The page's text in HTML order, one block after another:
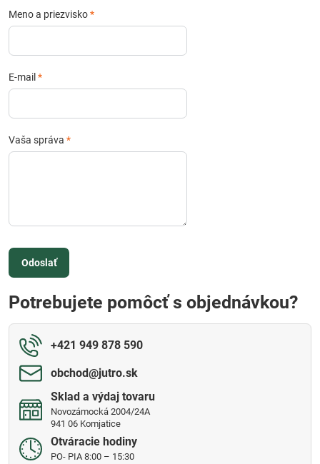
Meno a priezvisko*
E-mail *
Vaša správa *
Odoslať
Potrebujete pomôcť s objednávkou?
+421 949 878 590
obchod​@jutro​.sk
Sklad a výdaj tovaru
Novozámocká 2004/24A
941 06 Komjatice
Otváracie hodiny
PO- PIA 8:00 – 15:30